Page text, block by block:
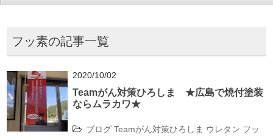
フッ素の記事一覧
2020/10/02
Teamがん対策ひろしま ★広島で焼付塗装
ならムラカワ★
ブログ Teamがん対策ひろしま ウレタン フッ